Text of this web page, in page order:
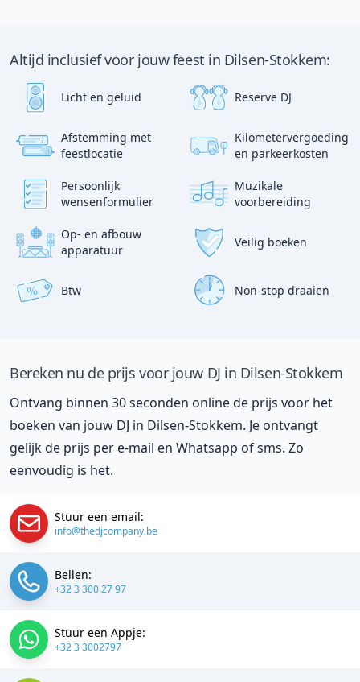
Altijd inclusief voor jouw feest in Dilsen-Stokkem:
Licht en geluid Reserve DJ
?
:)
Afstemming met
feestlocatie
p
Kilometervergoeding
en parkeerkosten
Persoonlijk
wensenformulier
Muzikale
voorbereiding
Op- en afbouw
apparatuur
Veilig boeken
% Btw Non-stop draaien
Bereken nu de prijs voor jouw DJ in Dilsen-Stokkem
Ontvang binnen 30 seconden online de prijs voor het
boeken van jouw DJ in Dilsen-Stokkem. Je ontvangt
gelijk de prijs per e-mail en Whatsapp of sms. Zo
eenvoudig is het.
Stuur een email:
info@thedjcompany.be
Bellen:
+32 3 300 27 97
Stuur een Appje:
+32 3 3002797